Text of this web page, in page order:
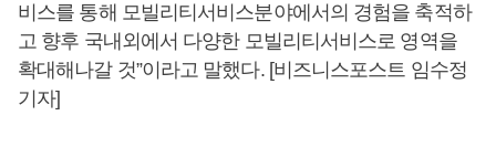
비스를 통해 모빌리티서비스분야에서의 경험을 축적하
고 향후 국내외에서 다양한 모빌리티서비스로 영역을
확대해나갈 것”이라고 말했다. [비즈니스포스트 임수정
기자]